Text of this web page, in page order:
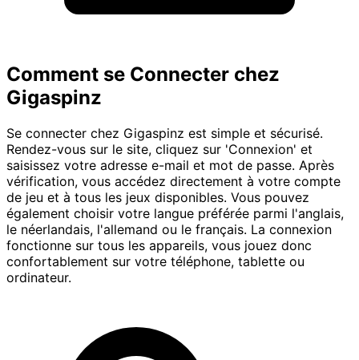
Comment se Connecter chez
Gigaspinz
Se connecter chez Gigaspinz est simple et sécurisé.
Rendez-vous sur le site, cliquez sur 'Connexion' et
saisissez votre adresse e-mail et mot de passe. Après
vérification, vous accédez directement à votre compte
de jeu et à tous les jeux disponibles. Vous pouvez
également choisir votre langue préférée parmi l'anglais,
le néerlandais, l'allemand ou le français. La connexion
fonctionne sur tous les appareils, vous jouez donc
confortablement sur votre téléphone, tablette ou
ordinateur.